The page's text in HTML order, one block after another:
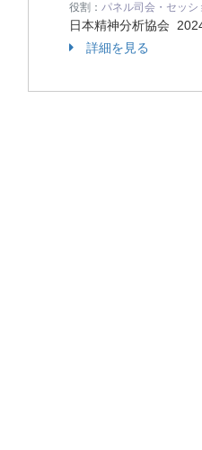
役割： パネル司会・セッシ
日本精神分析協会
詳細を見る